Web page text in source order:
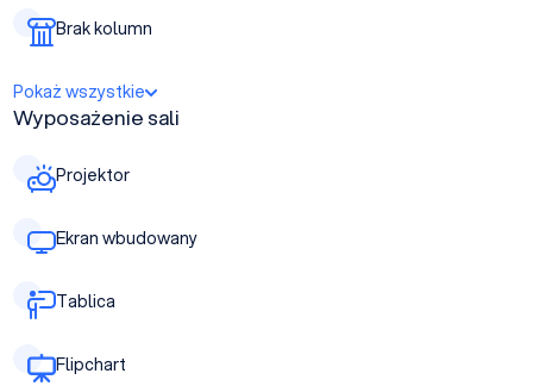
Brak kolumn
Pokaż wszystkie
Wyposażenie sali
Projektor
Ekran wbudowany
Tablica
Flipchart